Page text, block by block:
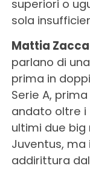
superiori o
sola
Mattia
parlano di
prima in
Serie A,
andato oltre i
ultimi due
Juventus,
addirittura